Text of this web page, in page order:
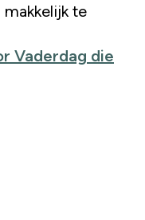
te
Vaderdag die